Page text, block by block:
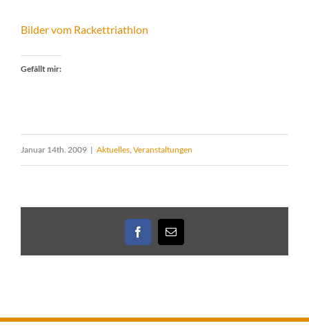
Bilder vom Rackettriathlon
Gefällt mir:
Januar 14th. 2009 | Aktuelles, Veranstaltungen
Facebook
E-
Mail